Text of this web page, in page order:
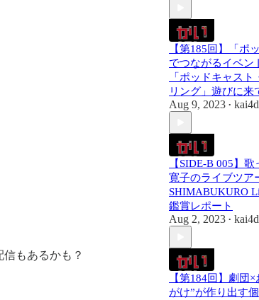
もあるかも？
【第185回】「ポ
でつながるイベン
「ポッドキャス
リング」遊びに来
Aug 9, 2023 •
【SIDE-B 005】
寛子のライブツア
SHIMABUKURO
鑑賞レポート
Aug 2, 2023 •
【第184回】劇団
がけ”が作り出す